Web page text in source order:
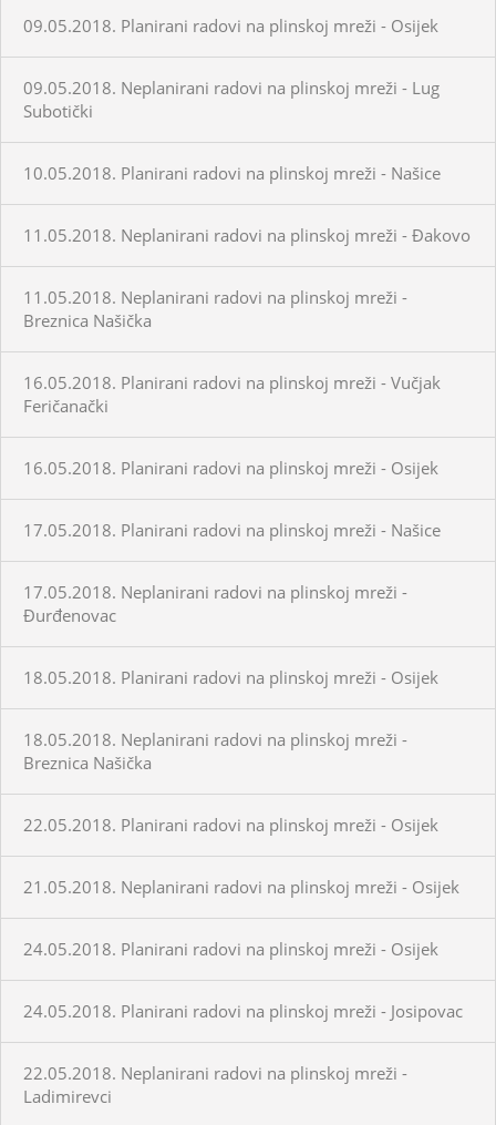
09.05.2018. Planirani radovi na plinskoj mreži - Osijek
09.05.2018. Neplanirani radovi na plinskoj mreži - Lug
Subotički
10.05.2018. Planirani radovi na plinskoj mreži - Našice
11.05.2018. Neplanirani radovi na plinskoj mreži - Đakovo
11.05.2018. Neplanirani radovi na plinskoj mreži -
Breznica Našička
16.05.2018. Planirani radovi na plinskoj mreži - Vučjak
Feričanački
16.05.2018. Planirani radovi na plinskoj mreži - Osijek
17.05.2018. Planirani radovi na plinskoj mreži - Našice
17.05.2018. Neplanirani radovi na plinskoj mreži -
Đurđenovac
18.05.2018. Planirani radovi na plinskoj mreži - Osijek
18.05.2018. Neplanirani radovi na plinskoj mreži -
Breznica Našička
22.05.2018. Planirani radovi na plinskoj mreži - Osijek
21.05.2018. Neplanirani radovi na plinskoj mreži - Osijek
24.05.2018. Planirani radovi na plinskoj mreži - Osijek
24.05.2018. Planirani radovi na plinskoj mreži - Josipovac
22.05.2018. Neplanirani radovi na plinskoj mreži -
Ladimirevci